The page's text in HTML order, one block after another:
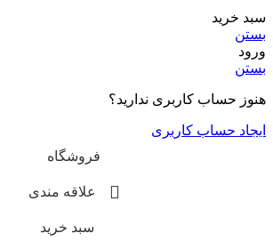
سبد خرید
بستن
ورود
بستن
هنوز حساب کاربری ندارید؟
ایجاد حساب کاربری
فروشگاه
علاقه مندی
سبد خرید